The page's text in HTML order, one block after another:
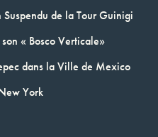
de la Tour Guinigi
« Bosco Verticale»
dans la Ville de Mexico
York